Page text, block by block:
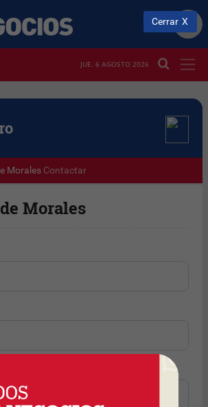
JUE. 6 AGOSTO 2026
Morales Contactar
Morales
Cerrar